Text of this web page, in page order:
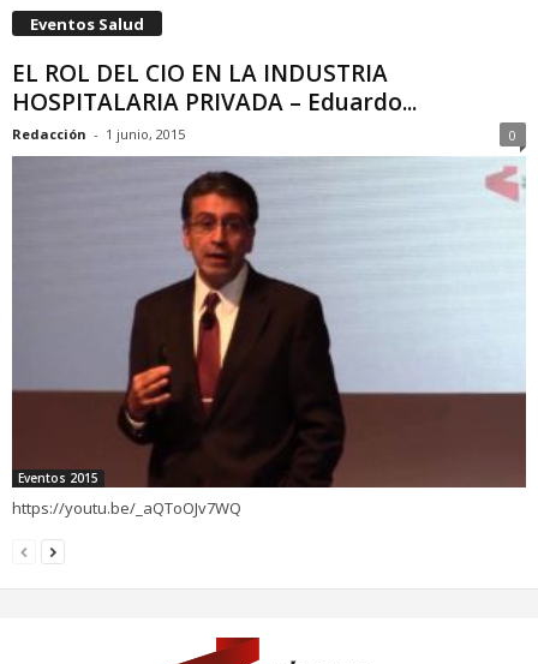
Eventos Salud
EL ROL DEL CIO EN LA INDUSTRIA
HOSPITALARIA PRIVADA – Eduardo...
Redacción - 1 junio, 2015 0
Eventos 2015
https://youtu.be/_aQToOJv7WQ